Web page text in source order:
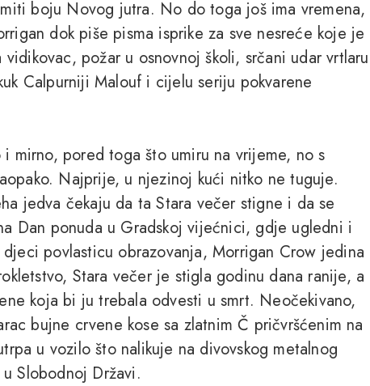
boju Novog jutra. No do toga još ima vremena,
dok piše pisma isprike za sve nesreće koje je
požar u osnovnoj školi, srčani udar vrtlaru
Calpurniji Malouf i cijelu seriju pokvarene
mirno, pored toga što umiru na vrijeme, no s
Najprije, u njezinoj kući nitko ne tuguje.
jedva čekaju da ta Stara večer stigne i da se
Dan ponuda u Gradskoj vijećnici, gdje ugledni i
povlasticu obrazovanja, Morrigan Crow jedina
Stara večer je stigla godinu dana ranije, a
koja bi ju trebala odvesti u smrt. Neočekivano,
bujne crvene kose sa zlatnim Č pričvršćenim na
u vozilo što nalikuje na divovskog metalnog
Slobodnoj Državi.